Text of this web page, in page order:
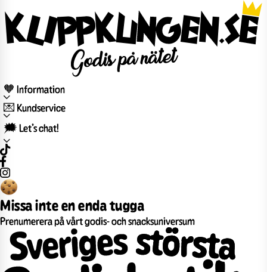
🧡 Information
💌 Kundservice
🗯️ Let’s chat!
Missa inte en enda tugga
Prenumerera på vårt godis- och snacksuniversum